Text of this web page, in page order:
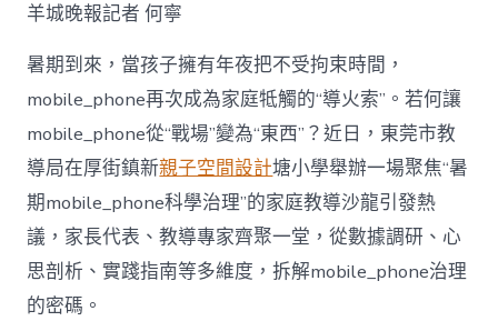
治
理
難
題？
讓
mobilJIUYI
俱
意
空
間
設
羊城晚報記者 何寧
暑期到來，當孩子擁有年夜把不受拘束時間，
mobile_phone再次成為家庭牴觸的“導火索”。若何讓
mobile_phone從“戰場”變為“東西”？近日，東莞市教
導局在厚街鎮新親子空間設計塘小學舉辦一場聚焦“暑
期mobile_phone科學治理”的家庭教導沙龍引發熱
議，家長代表、教導專家齊聚一堂，從數據調研、心
思剖析、實踐指南等多維度，拆解mobile_phone治理
的密碼。